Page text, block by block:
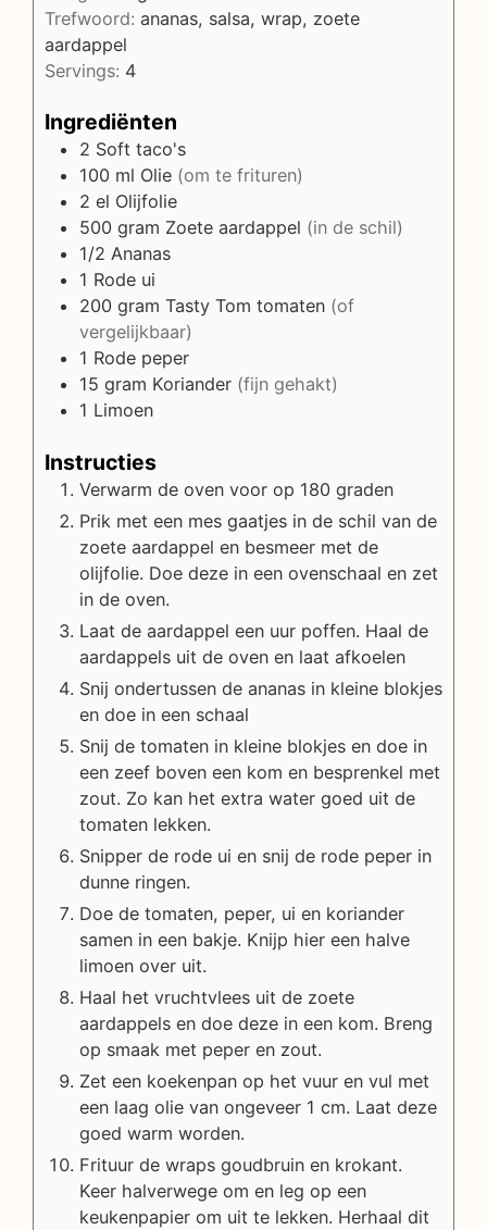
Trefwoord: ananas, salsa, wrap, zoete
aardappel
Servings: 4
Ingrediënten
2 Soft taco's
100 ml Olie (om te frituren)
2 el Olijfolie
500 gram Zoete aardappel (in de schil)
1/2 Ananas
1 Rode ui
200 gram Tasty Tom tomaten (of
vergelijkbaar)
1 Rode peper
15 gram Koriander (fijn gehakt)
1 Limoen
Instructies
Verwarm de oven voor op 180 graden
Prik met een mes gaatjes in de schil van de
zoete aardappel en besmeer met de
olijfolie. Doe deze in een ovenschaal en zet
in de oven.
Laat de aardappel een uur poffen. Haal de
aardappels uit de oven en laat afkoelen
Snij ondertussen de ananas in kleine blokjes
en doe in een schaal
Snij de tomaten in kleine blokjes en doe in
een zeef boven een kom en besprenkel met
zout. Zo kan het extra water goed uit de
tomaten lekken.
Snipper de rode ui en snij de rode peper in
dunne ringen.
Doe de tomaten, peper, ui en koriander
samen in een bakje. Knijp hier een halve
limoen over uit.
Haal het vruchtvlees uit de zoete
aardappels en doe deze in een kom. Breng
op smaak met peper en zout.
Zet een koekenpan op het vuur en vul met
een laag olie van ongeveer 1 cm. Laat deze
goed warm worden.
Frituur de wraps goudbruin en krokant.
Keer halverwege om en leg op een
keukenpapier om uit te lekken. Herhaal dit